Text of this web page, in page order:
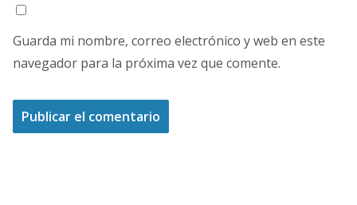
Guarda mi nombre, correo electrónico y web en este
navegador para la próxima vez que comente.